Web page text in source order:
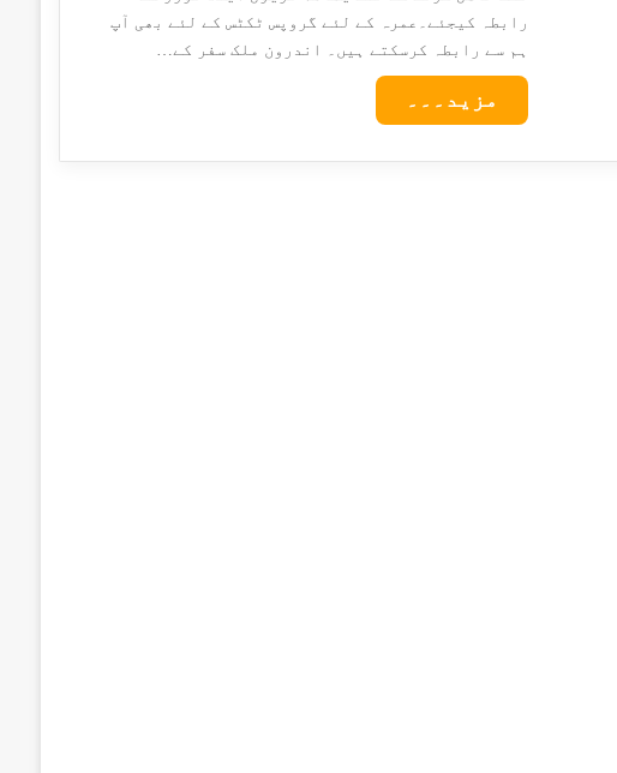
رابطہ کیجئے۔عمرہ کے لئے گروپس ٹکٹس کے لئے بھی آپ
ہم سے رابطہ کرسکتے ہیں۔ اندرون ملک سفر کے…
مزید۔۔۔